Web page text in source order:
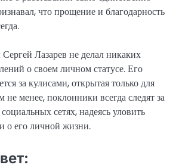
что прощение и благодарность
Лазарев не делал никаких
о своем личном статусе. Его
за кулисами, открытая только для
менее, поклонники всегда следят за
сетях, надеясь уловить
о его личной жизни.